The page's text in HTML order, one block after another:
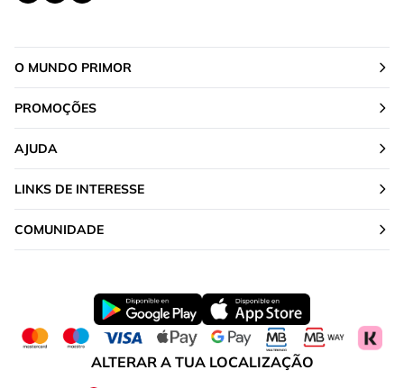
O MUNDO PRIMOR
PROMOÇÕES
AJUDA
LINKS DE INTERESSE
COMUNIDADE
ALTERAR A TUA LOCALIZAÇÃO